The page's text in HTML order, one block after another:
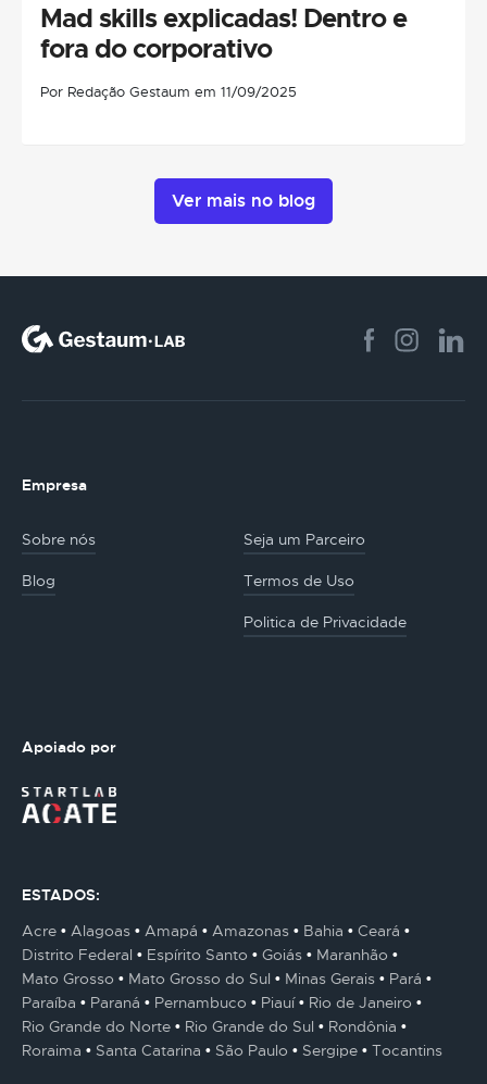
Mad skills explicadas! Dentro e
fora do corporativo
Por Redação Gestaum em 11/09/2025
Ver mais no blog
Empresa
Sobre nós Seja um Parceiro
Blog Termos de Uso
Politica de Privacidade
Apoiado por
ESTADOS:
Acre
Alagoas Amapá Amazonas Bahia
Ceará
Distrito Federal
Espírito Santo Goiás
Maranhão
Mato Grosso
Mato Grosso do Sul Minas Gerais
Pará
Paraíba
Paraná Pernambuco Piauí
Rio de Janeiro
Rio Grande do Norte
Rio Grande do Sul
Rondônia
Roraima
Santa Catarina São Paulo Sergipe Tocantins